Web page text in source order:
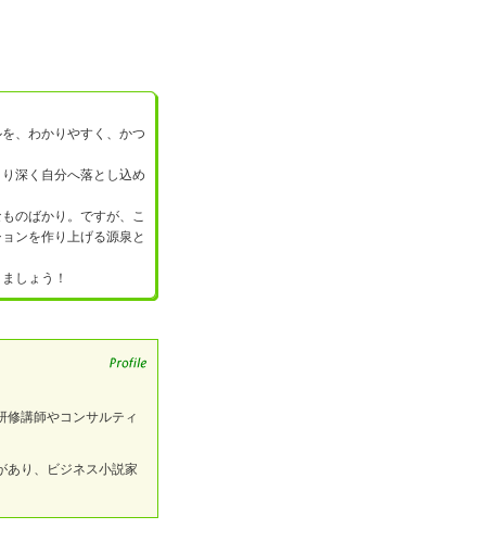
、わかりやすく、かつ
深く自分へ落とし込め
のばかり。ですが、こ
ンを作り上げる源泉と
しょう！
修講師やコンサルティ
あり、ビジネス小説家